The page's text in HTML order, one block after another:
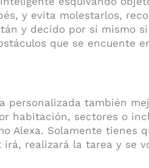
y evita molestarlos,
y decido por sí mismo
que se encuente
personalizada también
habitación, sectores o
Alexa. Solamente tienes
realizará la tarea y se